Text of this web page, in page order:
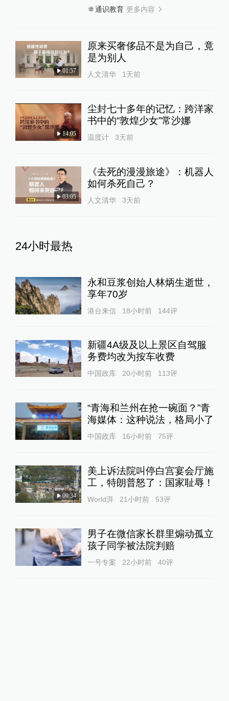
通识教育 更多内容
01:57
原来买奢侈品不是为自己，竟
是为别人
人文清华 1天前
14:05
尘封七十多年的记忆：跨洋家
书中的“敦煌少女”常沙娜
温度计 3天前
03:05
《去死的漫漫旅途》：机器人
如何杀死自己？
人文清华 3天前
24小时最热
永和豆浆创始人林炳生逝世，
享年70岁
港台来信 18小时前 144评
新疆4A级及以上景区自驾服
务费均改为按车收费
中国政库 20小时前 113评
“青海和兰州在抢一碗面？”青
海媒体：这种说法，格局小了
中国政库 16小时前 75评
00:34
美上诉法院叫停白宫宴会厅施
工，特朗普怒了：国家耻辱！
World湃 21小时前 53评
男子在微信家长群里煽动孤立
孩子同学被法院判赔
一号专案 22小时前 40评